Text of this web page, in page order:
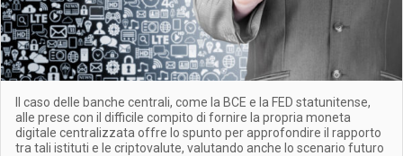
Il caso delle banche centrali, come la BCE e la FED statunitense,
alle prese con il difficile compito di fornire la propria moneta
digitale centralizzata offre lo spunto per approfondire il rapporto
tra tali istituti e le criptovalute, valutando anche lo scenario futuro